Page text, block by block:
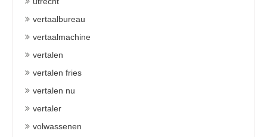
vertaalbureau
vertaalmachine
vertalen
vertalen fries
vertalen nu
vertaler
volwassenen